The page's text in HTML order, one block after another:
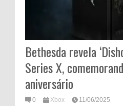
Bethesda revela
Series X,
aniversário
0 Xbox 11/06/2025